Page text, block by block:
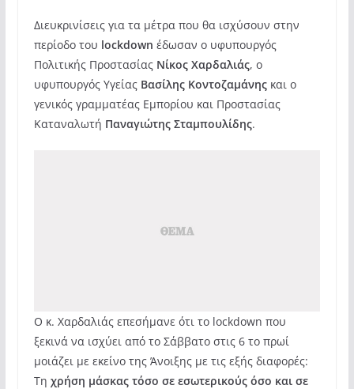
Διευκρινίσεις για τα μέτρα που θα ισχύσουν στην
περίοδο του lockdown έδωσαν ο υφυπουργός
Πολιτικής Προστασίας Νίκος Χαρδαλιάς, ο
υφυπουργός Yγείας Βασίλης Κοντοζαμάνηςκαι ο
γενικός γραμματέας Εμπορίου και Προστασίας
Καταναλωτή Παναγιώτης Σταμπουλίδης.
Ο κ. Χαρδαλιάς επεσήμανε ότι τo lockdown που
ξεκινά να ισχύει από το Σάββατο στις 6 το πρωί
μοιάζει με εκείνο της Άνοιξης με τις εξής διαφορές:
Τη χρήση μάσκας τόσο σε εσωτερικούς όσο και σε